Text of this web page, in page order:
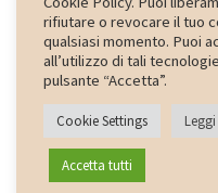
Scuola
special
Web Design
rifiutare o revocare il tuo
qualsiasi momento. Puoi
all’utilizzo di tali
pulsante “Accetta”.
Cookie Settings Leggi
Accetta tutti